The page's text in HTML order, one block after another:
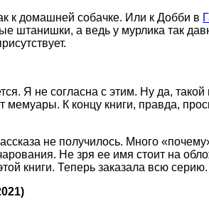
к домашней собачке. Или к Добби в
штанишки, а ведь у мурлика так
Я не согласна с этим. Ну да,
К концу книги, правда,
не получилось. Много
Не зря ее имя стоит на
книги. Теперь заказала всю